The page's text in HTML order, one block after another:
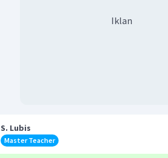
Iklan
S. Lubis
Master Teacher